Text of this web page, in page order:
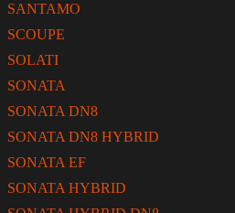
SANTAMO
SCOUPE
SOLATI
SONATA
SONATA DN8
SONATA DN8 HYBRID
SONATA EF
SONATA HYBRID